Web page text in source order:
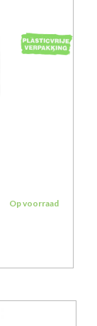
Op voorraad